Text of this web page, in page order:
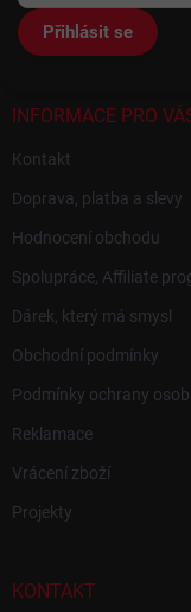
Přihlásit se
INFORMACE PRO
Kontakt
Doprava, platba a slevy
Hodnocení obchodu
Spolupráce, Affiliate
Dárek, který má smysl
Obchodní podmínky
Podmínky ochrany
Reklamace
Vrácení zboží
Projekty
KONTAKT